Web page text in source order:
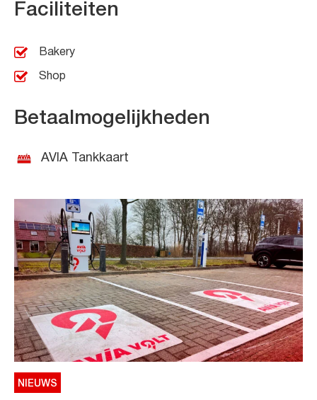
Faciliteiten
Bakery
Shop
Betaalmogelijkheden
AVIA Tankkaart
NIEUWS